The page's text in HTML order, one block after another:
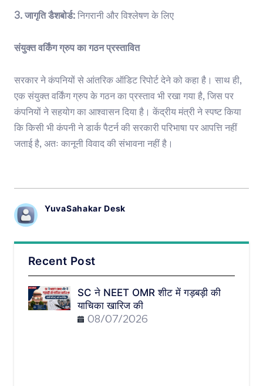
3. जागृति डैशबोर्ड: निगरानी और विश्लेषण के लिए
संयुक्त वर्किंग ग्रुप का गठन प्रस्तावित
सरकार ने कंपनियों से आंतरिक ऑडिट रिपोर्ट देने को कहा है। साथ ही,
एक संयुक्त वर्किंग ग्रुप के गठन का प्रस्ताव भी रखा गया है, जिस पर
कंपनियों ने सहयोग का आश्वासन दिया है। केंद्रीय मंत्री ने स्पष्ट किया
कि किसी भी कंपनी ने डार्क पैटर्न की सरकारी परिभाषा पर आपत्ति नहीं
जताई है, अतः कानूनी विवाद की संभावना नहीं है।
YuvaSahakar Desk
Recent Post
SC ने NEET OMR शीट में गड़बड़ी की
याचिका खारिज की
08/07/2026